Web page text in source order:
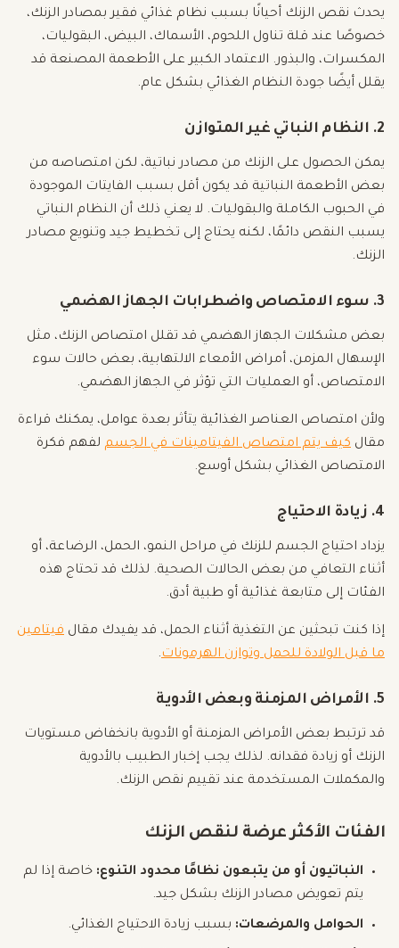
يحدث نقص الزنك أحيانًا بسبب نظام غذائي فقير بمصادر الزنك،
خصوصًا عند قلة تناول اللحوم، الأسماك، البيض، البقوليات،
المكسرات، والبذور. الاعتماد الكبير على الأطعمة المصنعة قد
يقلل أيضًا جودة النظام الغذائي بشكل عام.
2. النظام النباتي غير المتوازن
يمكن الحصول على الزنك من مصادر نباتية، لكن امتصاصه من
بعض الأطعمة النباتية قد يكون أقل بسبب الفايتات الموجودة
في الحبوب الكاملة والبقوليات. لا يعني ذلك أن النظام النباتي
يسبب النقص دائمًا، لكنه يحتاج إلى تخطيط جيد وتنويع مصادر
الزنك.
3. سوء الامتصاص واضطرابات الجهاز الهضمي
بعض مشكلات الجهاز الهضمي قد تقلل امتصاص الزنك، مثل
الإسهال المزمن، أمراض الأمعاء الالتهابية، بعض حالات سوء
الامتصاص، أو العمليات التي تؤثر في الجهاز الهضمي.
ولأن امتصاص العناصر الغذائية يتأثر بعدة عوامل، يمكنك قراءة
مقال كيف يتم امتصاص الفيتامينات في الجسم لفهم فكرة
الامتصاص الغذائي بشكل أوسع.
4. زيادة الاحتياج
يزداد احتياج الجسم للزنك في مراحل النمو، الحمل، الرضاعة، أو
أثناء التعافي من بعض الحالات الصحية. لذلك قد تحتاج هذه
الفئات إلى متابعة غذائية أو طبية أدق.
إذا كنت تبحثين عن التغذية أثناء الحمل، قد يفيدك مقال فيتامين
ما قبل الولادة للحمل وتوازن الهرمونات.
5. الأمراض المزمنة وبعض الأدوية
قد ترتبط بعض الأمراض المزمنة أو الأدوية بانخفاض مستويات
الزنك أو زيادة فقدانه. لذلك يجب إخبار الطبيب بالأدوية
والمكملات المستخدمة عند تقييم نقص الزنك.
الفئات الأكثر عرضة لنقص الزنك
النباتيون أو من يتبعون نظامًا محدود التنوع: خاصة إذا لم
يتم تعويض مصادر الزنك بشكل جيد.
الحوامل والمرضعات: بسبب زيادة الاحتياج الغذائي.